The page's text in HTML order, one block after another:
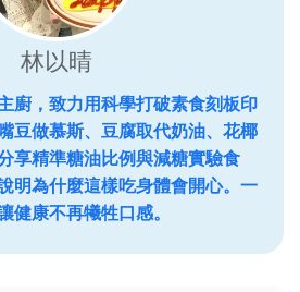
林以晴
廚，致力用科學打破素食刻板印
豆做慕斯、豆腐取代奶油、花椰
享精準糖油比例與減糖實驗食
明為什麼這樣吃身體會開心。一
健康不再犧牲口感。